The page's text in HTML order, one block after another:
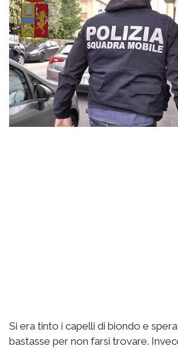
Si era tinto i capelli di biondo e
bastasse per non farsi trovare.